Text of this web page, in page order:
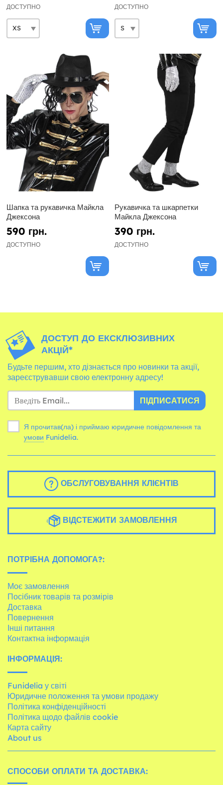
ДОСТУПНО ДОСТУПНО
Шапка та рукавичка Майкла
Джексона
590 грн.
ДОСТУПНО
Рукавичка та шкарпетки
Майкла Джексона
390 грн.
ДОСТУПНО
ДОСТУП ДО ЕКСКЛЮЗИВНИХ
АКЦІЙ*
Будьте першим, хто дізнається про новинки та акції,
зареєструвавши свою електронну адресу!
ПІДПИСАТИСЯ
Я прочитав(ла) і приймаю юридичне повідомлення та
умови Funidelia.
ОБСЛУГОВУВАННЯ КЛІЄНТІВ
ВІДСТЕЖИТИ ЗАМОВЛЕННЯ
ПОТРІБНА ДОПОМОГА?:
Моє замовлення
Посібник товарів та розмірів
Доставка
Повернення
Інші питання
Контактна інформація
ІНФОРМАЦІЯ:
Funidelia у світі
Юридичне положення та умови продажу
Політика конфіденційності
Політика щодо файлів cookie
Карта сайту
About us
СПОСОБИ ОПЛАТИ ТА ДОСТАВКА: